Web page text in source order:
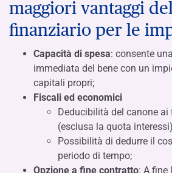
maggiori vantaggi
finanziario per le
Capacità di spesa: consente
immediata del bene con un
capitali propri;
Fiscali ed economici
Deducibilità del canone ai
(esclusa la quota
Possibilità di dedurre il
periodo di tempo;
Opzione a fine contratto: A fine